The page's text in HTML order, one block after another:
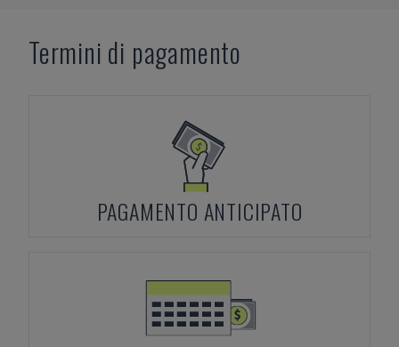
Termini di pagamento
PAGAMENTO ANTICIPATO